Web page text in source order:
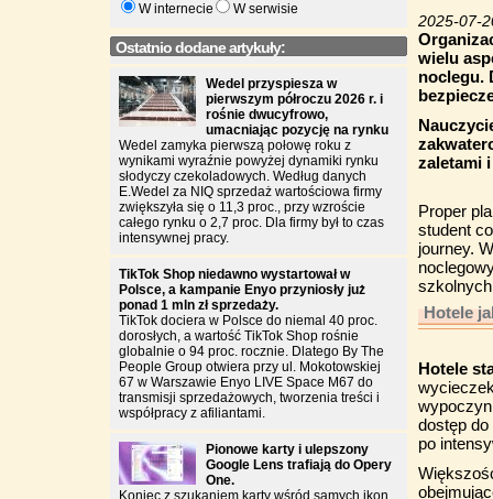
2025-07-
wielu
noclegu.
zaletami
Proper
student
journey.
Hotele
Hotele
dostęp do
po
W internecie W serwisie
Ostatnio dodane artykuły:
Wedel przyspiesza w
pierwszym półroczu 2026 r. i
rośnie dwucyfrowo,
umacniając pozycję na rynku
Wedel zamyka pierwszą połowę roku z
wynikami wyraźnie powyżej dynamiki rynku
słodyczy czekoladowych. Według danych
E.Wedel za NIQ sprzedaż wartościowa firmy
zwiększyła się o 11,3 proc., przy wzroście
całego rynku o 2,7 proc. Dla firmy był to czas
intensywnej pracy.
TikTok Shop niedawno wystartował w
Polsce, a kampanie Enyo przyniosły już
ponad 1 mln zł sprzedaży.
TikTok dociera w Polsce do niemal 40 proc.
dorosłych, a wartość TikTok Shop rośnie
globalnie o 94 proc. rocznie. Dlatego By The
People Group otwiera przy ul. Mokotowskiej
67 w Warszawie Enyo LIVE Space M67 do
transmisji sprzedażowych, tworzenia treści i
współpracy z afiliantami.
Pionowe karty i ulepszony
Google Lens trafiają do Opery
One.
Koniec z szukaniem karty wśród samych ikon